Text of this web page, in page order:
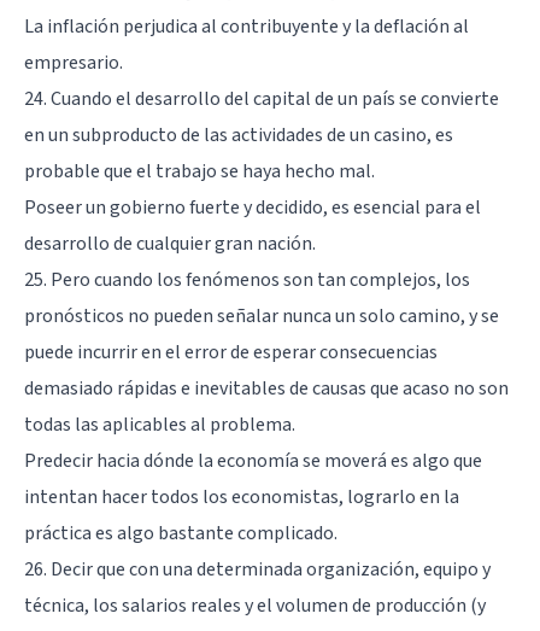
La inflación perjudica al contribuyente y la deflación al
empresario.
24. Cuando el desarrollo del capital de un país se convierte
en un subproducto de las actividades de un casino, es
probable que el trabajo se haya hecho mal.
Poseer un gobierno fuerte y decidido, es esencial para el
desarrollo de cualquier gran nación.
25. Pero cuando los fenómenos son tan complejos, los
pronósticos no pueden señalar nunca un solo camino, y se
puede incurrir en el error de esperar consecuencias
demasiado rápidas e inevitables de causas que acaso no son
todas las aplicables al problema.
Predecir hacia dónde la economía se moverá es algo que
intentan hacer todos los economistas, lograrlo en la
práctica es algo bastante complicado.
26. Decir que con una determinada organización, equipo y
técnica, los salarios reales y el volumen de producción (y